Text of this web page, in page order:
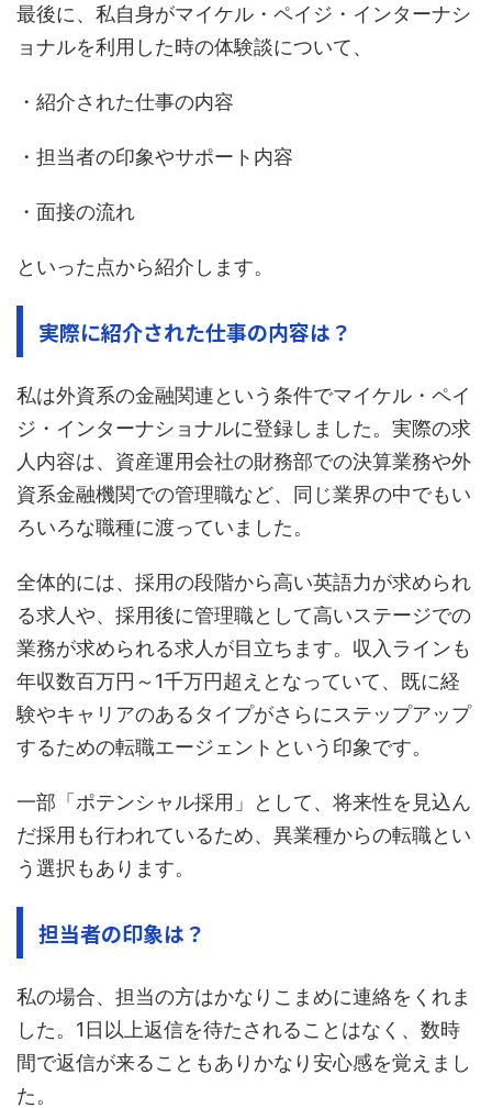
最後に、私自身がマイケル・ペイジ・インターナシ
ョナルを利用した時の体験談について、
・紹介された仕事の内容
・担当者の印象やサポート内容
・面接の流れ
といった点から紹介します。
実際に紹介された仕事の内容は？
私は外資系の金融関連という条件でマイケル・ペイ
ジ・インターナショナルに登録しました。実際の求
人内容は、資産運用会社の財務部での決算業務や外
資系金融機関での管理職など、同じ業界の中でもい
ろいろな職種に渡っていました。
全体的には、採用の段階から高い英語力が求められ
る求人や、採用後に管理職として高いステージでの
業務が求められる求人が目立ちます。収入ラインも
年収数百万円～1千万円超えとなっていて、既に経
験やキャリアのあるタイプがさらにステップアップ
するための転職エージェントという印象です。
一部「ポテンシャル採用」として、将来性を見込ん
だ採用も行われているため、異業種からの転職とい
う選択もあります。
担当者の印象は？
私の場合、担当の方はかなりこまめに連絡をくれま
した。1日以上返信を待たされることはなく、数時
間で返信が来ることもありかなり安心感を覚えまし
た。